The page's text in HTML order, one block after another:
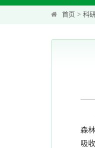
首页 > 科
森
吸